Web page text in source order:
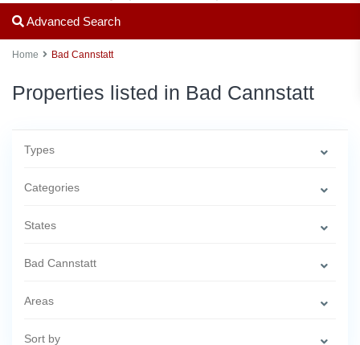
Advanced Search
Home Bad Cannstatt
Properties listed in Bad Cannstatt
Types
Categories
States
Bad Cannstatt
Areas
Sort by